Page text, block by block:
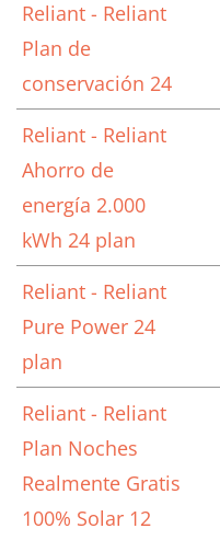
Reliant - Reliant
Plan de
conservación 24
Reliant - Reliant
Ahorro de
energía 2.000
kWh 24 plan
Reliant - Reliant
Pure Power 24
plan
Reliant - Reliant
Plan Noches
Realmente Gratis
100% Solar 12